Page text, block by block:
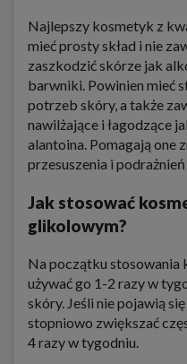
Najlepszy kosmetyk z
mieć prosty skład i nie
zaszkodzić skórze jak
barwniki. Powinien mieć
potrzeb skóry, a także
nawilżające i łagodzące
alantoina. Pomagają one
przesuszenia i
Jak stosować
glikolowym?
Na początku stosowania
używać go 1-2 razy w
skóry. Jeśli nie pojawią
stopniowo zwiększać
4 razy w tygodniu.